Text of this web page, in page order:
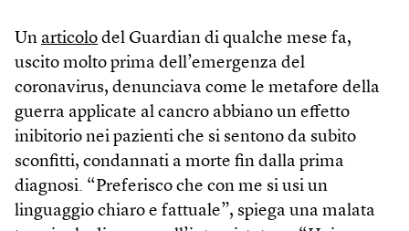
Un articolo del Guardian di qualche mese fa,
uscito molto prima dell’emergenza del
coronavirus, denunciava come le metafore della
guerra applicate al cancro abbiano un effetto
inibitorio nei pazienti che si sentono da subito
sconfitti, condannati a morte fin dalla prima
diagnosi. “Preferisco che con me si usi un
linguaggio chiaro e fattuale”, spiega una malata